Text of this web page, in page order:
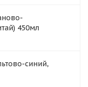
450мл
синий,